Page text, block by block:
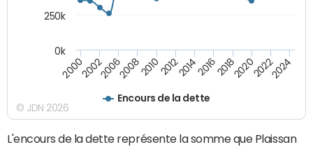
Encours de la dette
200020022006200820102012201420162018202020222024
0k
250k
© JDN 2026
L'encours de la dette représente la somme que Plaissan